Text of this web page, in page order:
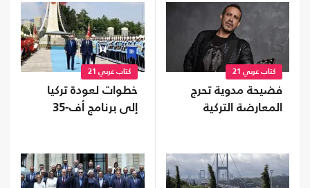
كتاب عربي 21
فضيحة مدوية تحرج
المعارضة التركية
كتاب عربي 21
خطوات لعودة تركيا
إلى برنامج أف-35